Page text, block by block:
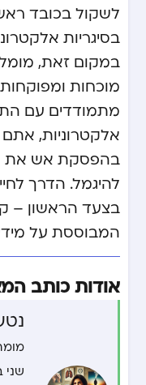
לשקול בכובד
בסיגריות
במקום זאת,
מוכחות
מתמודדים עם
אלקטרוניות, אתם
בהפסקת אש את
להיגמל. הדרך
בצעד הראשון –
המבוססת על
אודות כותב
שני